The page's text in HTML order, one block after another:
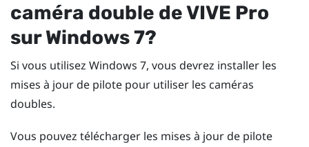
caméra double deVIVE Pro
surWindows7?
Si vous utilisez Windows 7, vous devrez installer les
mises à jour de pilote pour utiliser les caméras
doubles.
Vous pouvez télécharger les mises à jour de pilote